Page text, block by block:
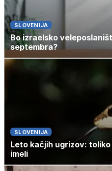
SLOVENIJA
Bo izraelsko
septembra?
SLOVENIJA
Leto kačjih ugrizov:
imeli